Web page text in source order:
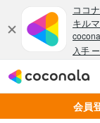
会員